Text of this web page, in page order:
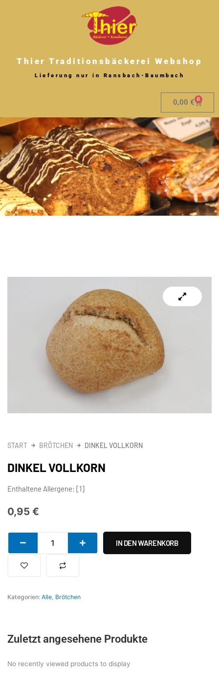
Thier Traditionsbäckerei Webshop
Lieferung nur in Ransbach-Baumbach
0,00 € 0
START BRÖTCHEN DINKEL VOLLKORN
DINKEL VOLLKORN
Enthaltene Allergene: [1]
0,95 €
Vollkorn
IN DEN WARENKORB
Kategorien: Alle, Brötchen
Zuletzt angesehene Produkte
No recently viewed products to display